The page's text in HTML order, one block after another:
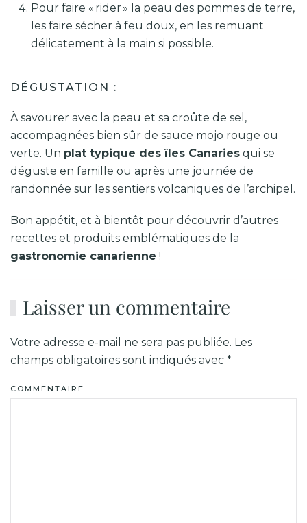
Pour faire « rider » la peau des pommes de terre,
les faire sécher à feu doux, en les remuant
délicatement à la main si possible.
DÉGUSTATION :
À savourer avec la peau et sa croûte de sel,
accompagnées bien sûr de sauce mojo rouge ou
verte. Un plat typique des îles Canaries qui se
déguste en famille ou après une journée de
randonnée sur les sentiers volcaniques de l’archipel.
Bon appétit, et à bientôt pour découvrir d’autres
recettes et produits emblématiques de la
gastronomie canarienne !
Laisser un commentaire
Votre adresse e-mail ne sera pas publiée. Les
champs obligatoires sont indiqués avec *
COMMENTAIRE